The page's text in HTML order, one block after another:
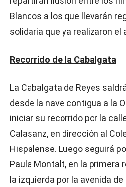
Blancos a los que llevarán
solidaria que ya realizaron el
Recorrido de la Cabalgata
La Cabalgata de Reyes
desde la nave contigua a la
iniciar su recorrido por la
Calasanz, en dirección al
Hispalense. Luego seguirá
Paula Montalt, en la primera
la izquierda por la avenida